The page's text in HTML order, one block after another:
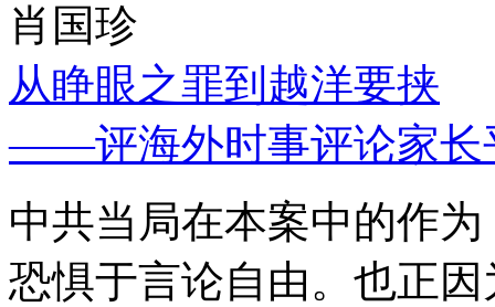
肖国珍
从睁眼之罪到越洋要挟
——评海外时事评论家长
中共当局在本案中的作
恐惧于言论自由。也正